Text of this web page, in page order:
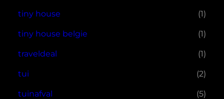
tiny house (1)
tiny house belgie (1)
traveldeal (1)
tui (2)
tuinafval (5)